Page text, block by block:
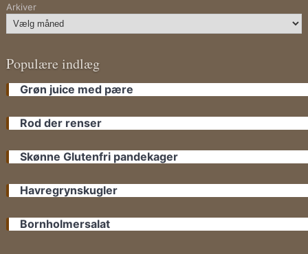
Arkiver
Populære indlæg
Grøn juice med pære
Rod der renser
Skønne Glutenfri pandekager
Havregrynskugler
Bornholmersalat